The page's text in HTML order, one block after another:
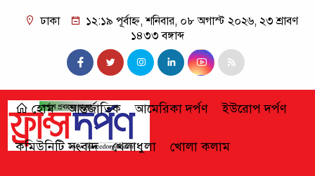
ঢাকা
১২:১৯ পূর্বাহ্ন, শনিবার, ০৮ অগাস্ট ২০২৬, ২৩ শ্রাবণ
১৪৩৩ বঙ্গাব্দ
হোম আন্তর্জাতিক আমেরিকা দর্পণ ইউরোপ দর্পণ
কমিউনিটি সংবাদ খেলাধুলা খোলা কলাম